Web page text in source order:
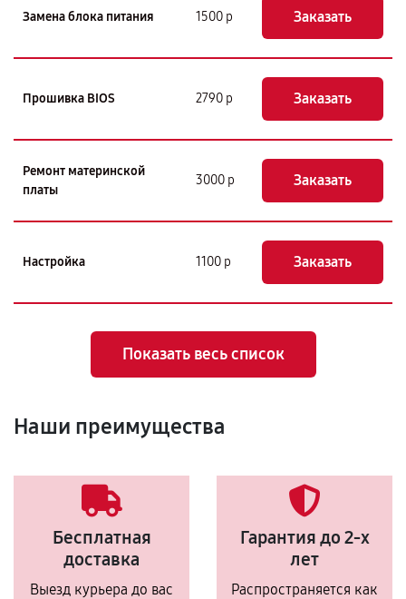
Замена блока питания 1500 р Заказать
Прошивка BIOS 2790 р Заказать
Ремонт материнской
платы
3000 р Заказать
Настройка 1100 р Заказать
Показать весь список
Наши преимущества
Бесплатная
доставка
Выезд курьера до вас
Гарантия до 2-х
лет
Распространяется как